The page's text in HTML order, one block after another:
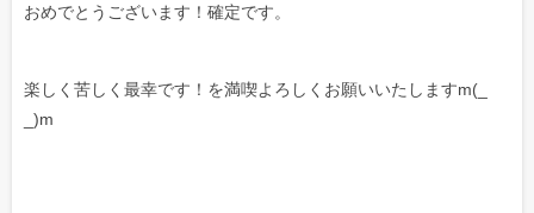
おめでとうございます！確定です。
楽しく苦しく最幸です！を満喫よろしくお願いいたしますm(_
_)m